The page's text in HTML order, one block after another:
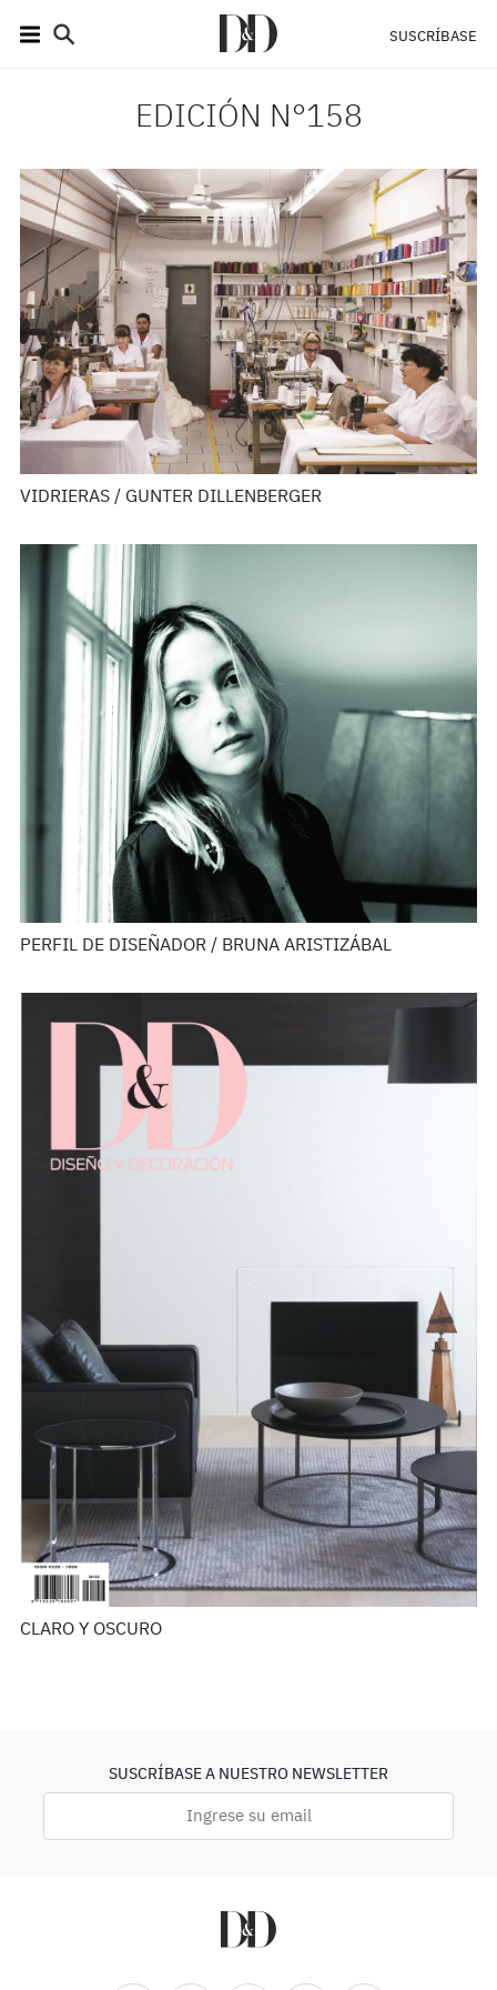
SUSCRÍBASE
EDICIÓN N°158
VIDRIERAS / GUNTER DILLENBERGER
PERFIL DE DISEÑADOR / BRUNA ARISTIZÁBAL
CLARO Y OSCURO
SUSCRÍBASE A NUESTRO NEWSLETTER